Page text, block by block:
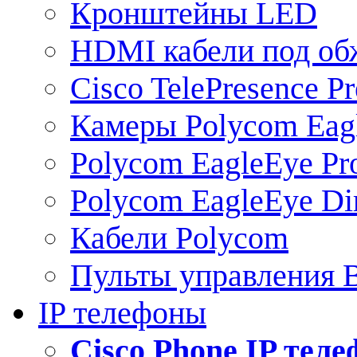
Кронштейны LED
HDMI кабели под
Cisco TelePresence
Камеры Polycom
Polycom EagleEye
Polycom EagleEye
Кабели Polycom
Пульты управления
IP телефоны